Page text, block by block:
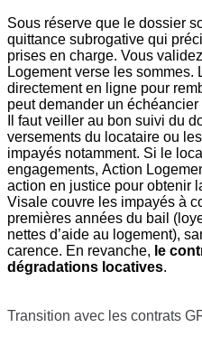
Sous réserve que le dossier
quittance subrogative qui
prises en charge. Vous
Logement verse les sommes.
directement en ligne pour
peut demander un
Il faut veiller au bon suivi du
versements du locataire ou
impayés notamment. Si le
engagements, Action
action en justice pour obtenir
Visale couvre les impayés à
premières années du bail
nettes d’aide au logement),
carence. En revanche, le
dégradations locatives.
Transition avec les contrats